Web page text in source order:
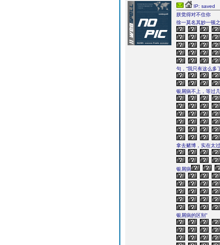
IP: saved
朕觉得对不住你
徐一莫名其妙一顿
句，“我只有这么多
银屑病不上，等过
拿去赌博，实在太
银屑病
银屑病的区别”